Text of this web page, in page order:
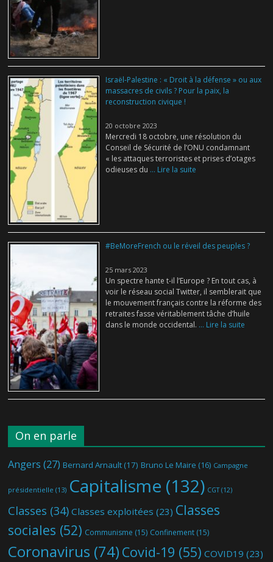
Israël-Palestine : « Droit à la défense » ou aux
massacres de civils ? Pour la paix, la
reconstruction civique !
20 octobre 2023
Mercredi 18 octobre, une résolution du
Conseil de Sécurité de l’ONU condamnant
« les attaques terroristes et prises d’otages
odieuses du ... Lire la suite
#BeMoreFrench ou le réveil des peuples ?
25 mars 2023
Un spectre hante t-il l’Europe ? En tout cas, à
voir le réseau social Twitter, il semblerait que
le mouvement français contre la réforme des
retraites fasse véritablement tâche d’huile
dans le monde occidental. ... Lire la suite
On en parle
Angers (27) Bernard Arnault (17) Bruno Le Maire (16) Campagne
présidentielle (13) Capitalisme (132) CGT(12)
Classes (34) Classes exploitées (23) Classes
sociales (52) Communisme (15) Confinement (15)
Coronavirus (74) Covid-19 (55) COVID19 (23)